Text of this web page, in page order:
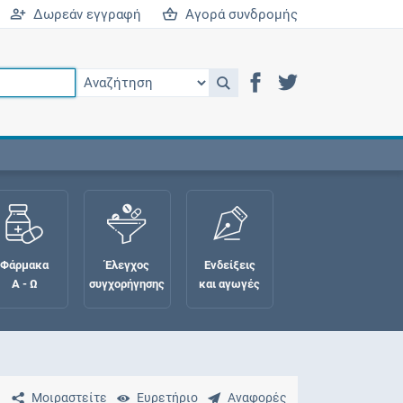
Δωρεάν εγγραφή Αγορά συνδρομής
Φάρμακα
Α - Ω
Έλεγχος
συγχορήγησης
Ενδείξεις
και αγωγές
Μοιραστείτε Ευρετήριο Αναφορές